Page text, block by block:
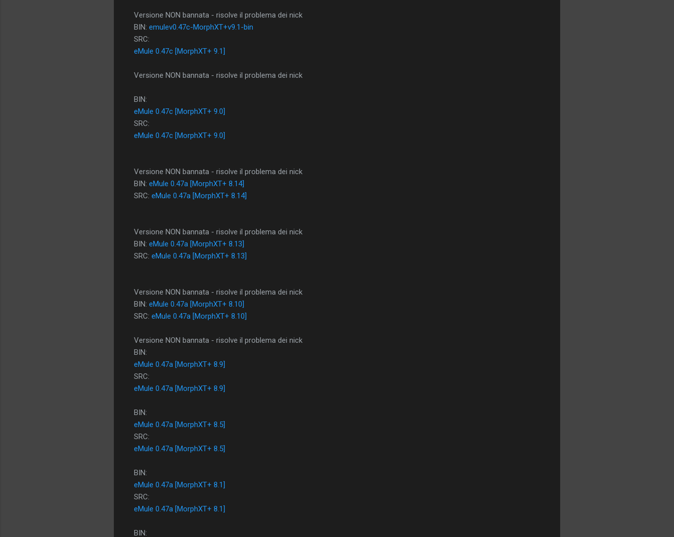
Versione NON bannata - risolve il problema dei nick
BIN: emulev0.47c-MorphXT+v9.1-bin
SRC:
eMule 0.47c [MorphXT+ 9.1]
Versione NON bannata - risolve il problema dei nick
BIN:
eMule 0.47c [MorphXT+ 9.0]
SRC:
eMule 0.47c [MorphXT+ 9.0]
Versione NON bannata - risolve il problema dei nick
BIN: eMule 0.47a [MorphXT+ 8.14]
SRC: eMule 0.47a [MorphXT+ 8.14]
Versione NON bannata - risolve il problema dei nick
BIN: eMule 0.47a [MorphXT+ 8.13]
SRC: eMule 0.47a [MorphXT+ 8.13]
Versione NON bannata - risolve il problema dei nick
BIN: eMule 0.47a [MorphXT+ 8.10]
SRC: eMule 0.47a [MorphXT+ 8.10]
Versione NON bannata - risolve il problema dei nick
BIN:
eMule 0.47a [MorphXT+ 8.9]
SRC:
eMule 0.47a [MorphXT+ 8.9]
BIN:
eMule 0.47a [MorphXT+ 8.5]
SRC:
eMule 0.47a [MorphXT+ 8.5]
BIN:
eMule 0.47a [MorphXT+ 8.1]
SRC:
eMule 0.47a [MorphXT+ 8.1]
BIN: